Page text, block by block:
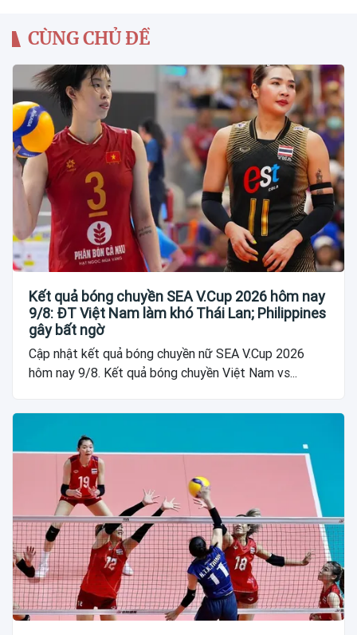
CÙNG CHỦ ĐỀ
Kết quả bóng chuyền SEA V.Cup 2026 hôm nay
9/8: ĐT Việt Nam làm khó Thái Lan; Philippines
gây bất ngờ
Cập nhật kết quả bóng chuyền nữ SEA V.Cup 2026
hôm nay 9/8. Kết quả bóng chuyền Việt Nam vs...